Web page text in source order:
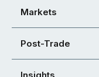
Markets
Post-Trade